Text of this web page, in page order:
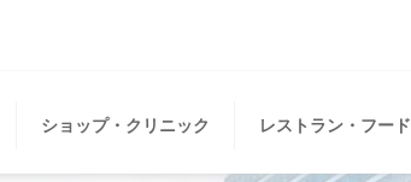
ショップ・クリニック レストラン・フード